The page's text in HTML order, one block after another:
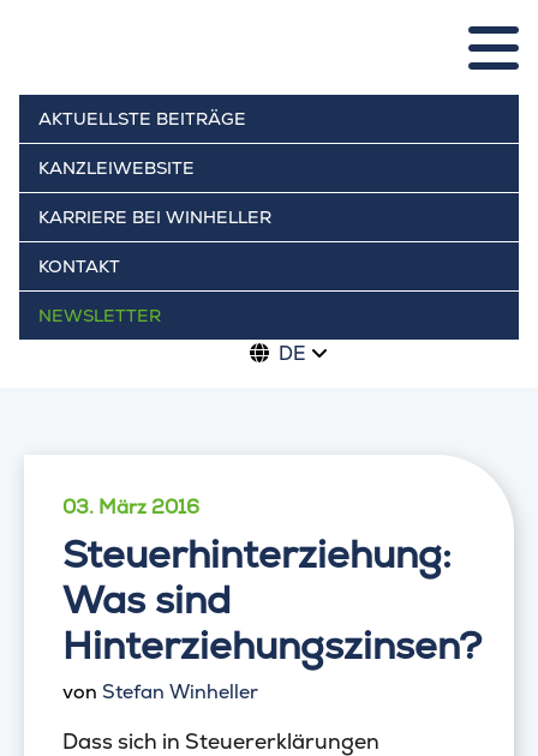
AKTUELLSTE BEITRÄGE
KANZLEIWEBSITE
KARRIERE BEI WINHELLER
KONTAKT
NEWSLETTER
DE
03. März 2016
Steuerhinterziehung:
Was sind
Hinterziehungszinsen?
von Stefan Winheller
Dass sich in Steuererklärungen